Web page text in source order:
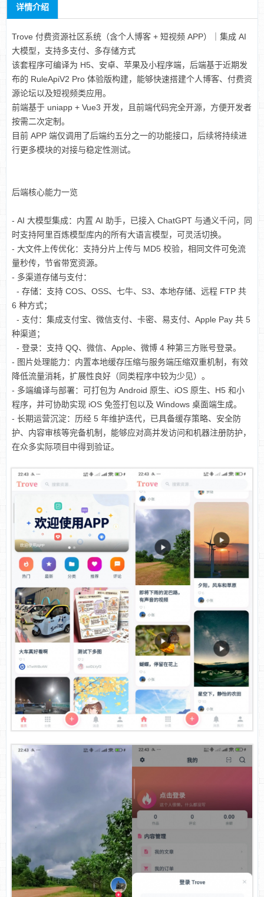
详情介绍
Trove 付费资源社区系统（含个人博客 + 短视频 APP）｜集成 AI
大模型，支持多支付、多存储方式
该套程序可编译为 H5、安卓、苹果及小程序端，后端基于近期发
布的 RuleApiV2 Pro 体验版构建，能够快速搭建个人博客、付费资
源论坛以及短视频类应用。
前端基于 uniapp + Vue3 开发，且前端代码完全开源，方便开发者
按需二次定制。
目前 APP 端仅调用了后端约五分之一的功能接口，后续将持续进
行更多模块的对接与稳定性测试。
后端核心能力一览
- AI 大模型集成：内置 AI 助手，已接入 ChatGPT 与通义千问，同
时支持阿里百炼模型库内的所有大语言模型，可灵活切换。
- 大文件上传优化：支持分片上传与 MD5 校验，相同文件可免流
量秒传，节省带宽资源。
- 多渠道存储与支付：
- 存储：支持 COS、OSS、七牛、S3、本地存储、远程 FTP 共
6 种方式；
- 支付：集成支付宝、微信支付、卡密、易支付、Apple Pay 共 5
种渠道；
- 登录：支持 QQ、微信、Apple、微博 4 种第三方账号登录。
- 图片处理能力：内置本地缓存压缩与服务端压缩双重机制，有效
降低流量消耗，扩展性良好（同类程序中较为少见）。
- 多端编译与部署：可打包为 Android 原生、iOS 原生、H5 和小
程序，并可协助实现 iOS 免签打包以及 Windows 桌面端生成。
- 长期运营沉淀：历经 5 年维护迭代，已具备缓存策略、安全防
护、内容审核等完备机制，能够应对高并发访问和机器注册防护，
在众多实际项目中得到验证。